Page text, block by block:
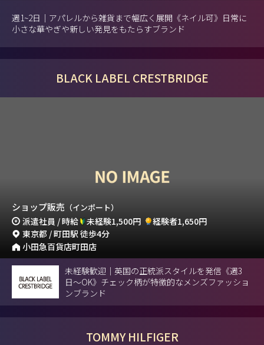
週1~2日｜アパレルから雑貨まで幅広く展開《ネイル可》日常に
小さな華やぎや新しい発見をもたらすブランド
BLACK LABEL CRESTBRIDGE
ショップ販売 （インポート）
派遣社員 / 時給 未経験1,500円
経験者1,650円
東京都 / 町田駅 徒歩4分
小田急百貨店町田店
未経験歓迎｜英国の正統派スタイルを発信《週3
日〜OK》チェック柄が特徴的なメンズファッショ
ンブランド
TOMMY HILFIGER